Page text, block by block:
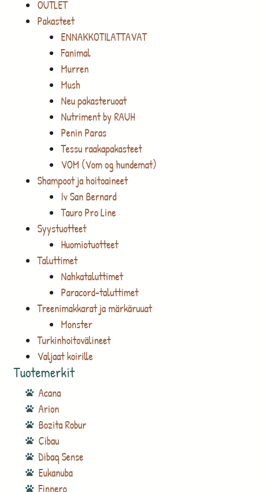
OUTLET
Pakasteet
ENNAKKOTILATTAVAT
Fanimal
Murren
Mush
Neu pakasteruoat
Nutriment by RAUH
Penin Paras
Tessu raakapakasteet
VOM (Vom og hundemat)
Shampoot ja hoitoaineet
Iv San Bernard
Tauro Pro Line
Syystuotteet
Huomiotuotteet
Taluttimet
Nahkataluttimet
Paracord-taluttimet
Treenimakkarat ja märkäruuat
Monster
Turkinhoitovälineet
Valjaat koirille
Tuotemerkit
Acana
Arion
Bozita Robur
Cibau
Dibaq Sense
Eukanuba
Finnero